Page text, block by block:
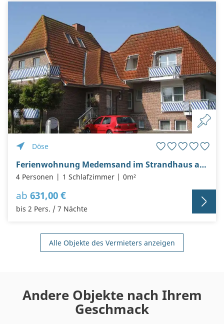
Döse
Ferienwohnung Medemsand im Strandhaus am Kurpark in Cuxhaven-Döse
4 Personen 1 Schlafzimmer 0m²
ab 631,00 €
bis 2 Pers. / 7 Nächte
Alle Objekte des Vermieters anzeigen
Andere Objekte nach Ihrem
Geschmack